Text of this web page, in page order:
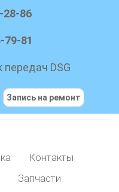
28-86
79-81
DSG
Запись на ремонт
Контакты
Запчасти